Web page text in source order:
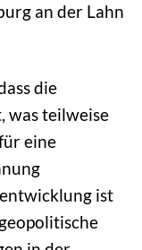
an der Lahn
die
was teilweise
eine
ist